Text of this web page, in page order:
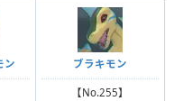
ン ブラキモン
【No.255】